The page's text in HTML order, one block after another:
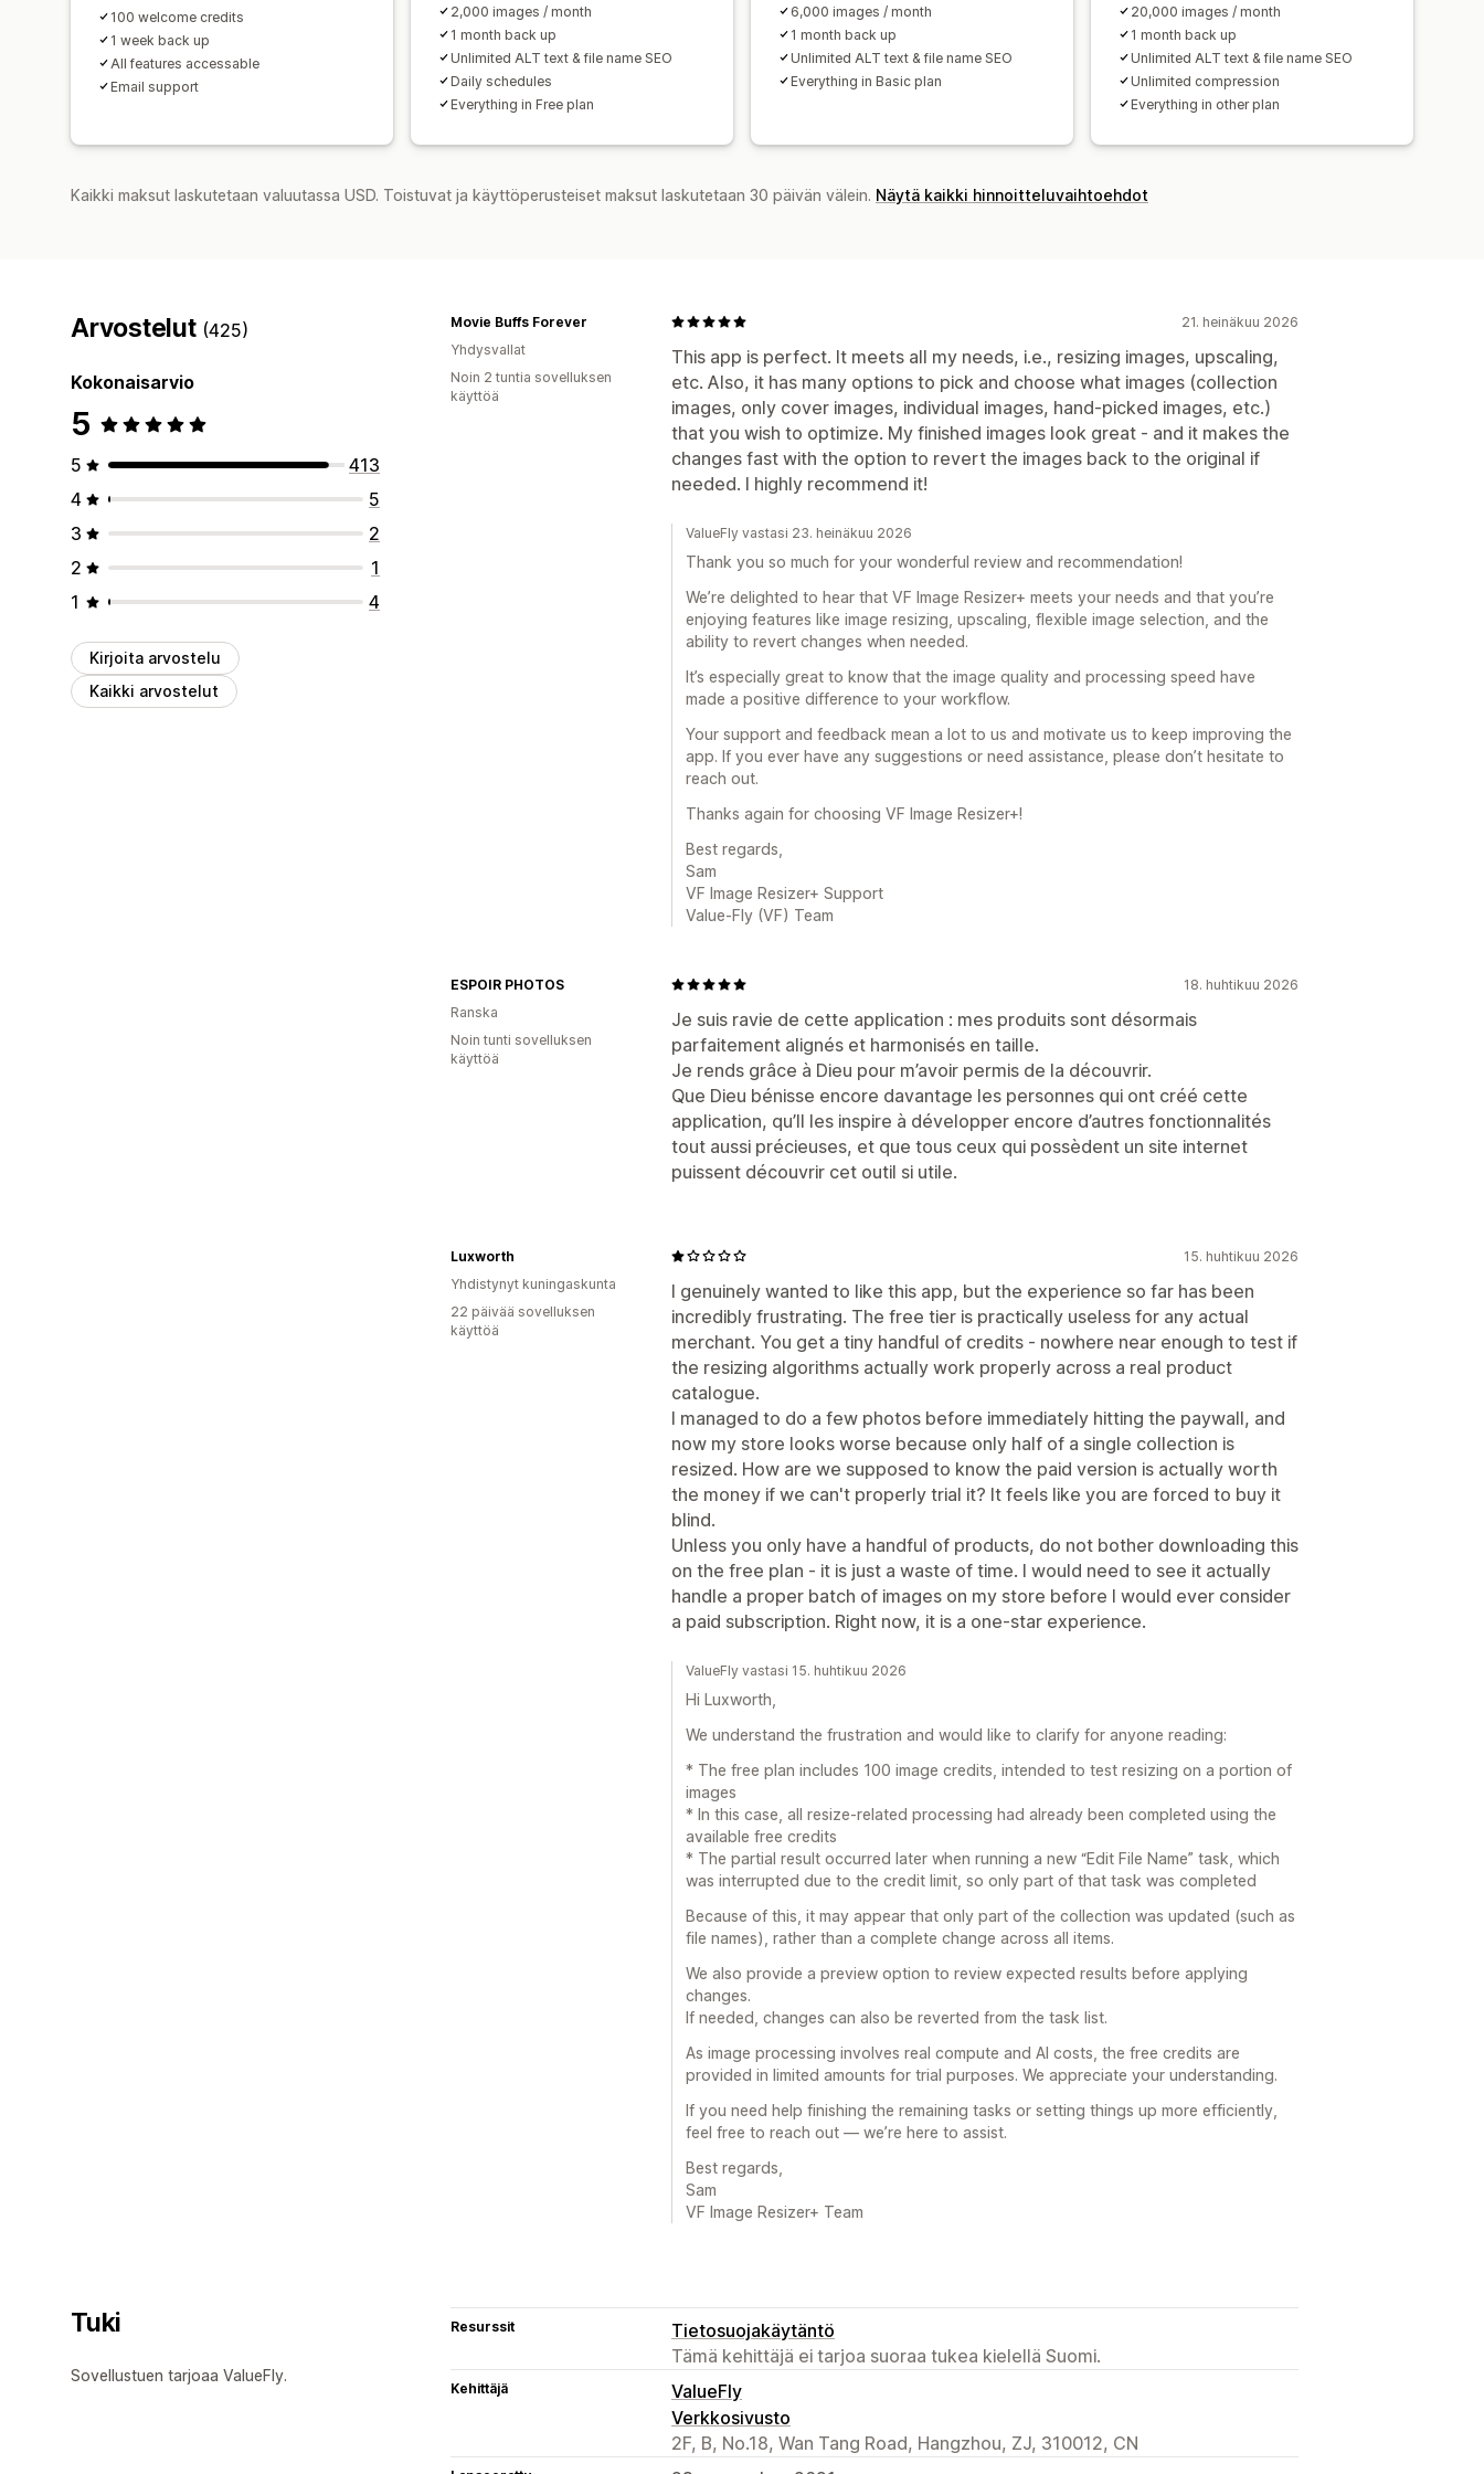
100 welcome credits
1 week back up
All features accessable
Email support
2,000 images / month
1 month back up
Unlimited ALT text & file name SEO
Daily schedules
Everything in Free plan
6,000 images / month
1 month back up
Unlimited ALT text & file name SEO
Everything in Basic plan
20,000 images / month
1 month back up
Unlimited ALT text & file name SEO
Unlimited compression
Everything in other plan
Kaikki maksut laskutetaan valuutassa USD. Toistuvat ja käyttöperusteiset maksut laskutetaan 30 päivän välein. Näytä kaikki hinnoitteluvaihtoehdot
Arvostelut (425)
Kokonaisarvio
5
5
413
4
5
3
2
2
1
1
4
Kirjoita arvostelu
Kaikki arvostelut
21. heinäkuu 2026
This app is perfect. It meets all my needs, i.e., resizing images, upscaling,
etc. Also, it has many options to pick and choose what images (collection
images, only cover images, individual images, hand-picked images, etc.)
that you wish to optimize. My finished images look great - and it makes the
changes fast with the option to revert the images back to the original if
needed. I highly recommend it!
Movie Buffs Forever
Yhdysvallat
Noin 2 tuntia sovelluksen
käyttöä
ValueFly vastasi 23. heinäkuu 2026
Thank you so much for your wonderful review and recommendation!
We’re delighted to hear that VF Image Resizer+ meets your needs and that you’re
enjoying features like image resizing, upscaling, flexible image selection, and the
ability to revert changes when needed.
It’s especially great to know that the image quality and processing speed have
made a positive difference to your workflow.
Your support and feedback mean a lot to us and motivate us to keep improving the
app. If you ever have any suggestions or need assistance, please don’t hesitate to
reach out.
Thanks again for choosing VF Image Resizer+!
Best regards,
Sam
VF Image Resizer+ Support
Value-Fly (VF) Team
18. huhtikuu 2026
Je suis ravie de cette application : mes produits sont désormais
parfaitement alignés et harmonisés en taille.
Je rends grâce à Dieu pour m’avoir permis de la découvrir.
Que Dieu bénisse encore davantage les personnes qui ont créé cette
application, qu’Il les inspire à développer encore d’autres fonctionnalités
tout aussi précieuses, et que tous ceux qui possèdent un site internet
puissent découvrir cet outil si utile.
ESPOIR PHOTOS
Ranska
Noin tunti sovelluksen
käyttöä
15. huhtikuu 2026
I genuinely wanted to like this app, but the experience so far has been
incredibly frustrating. The free tier is practically useless for any actual
merchant. You get a tiny handful of credits - nowhere near enough to test if
the resizing algorithms actually work properly across a real product
catalogue.
I managed to do a few photos before immediately hitting the paywall, and
now my store looks worse because only half of a single collection is
resized. How are we supposed to know the paid version is actually worth
the money if we can't properly trial it? It feels like you are forced to buy it
blind.
Unless you only have a handful of products, do not bother downloading this
on the free plan - it is just a waste of time. I would need to see it actually
handle a proper batch of images on my store before I would ever consider
a paid subscription. Right now, it is a one-star experience.
Luxworth
Yhdistynyt kuningaskunta
22 päivää sovelluksen
käyttöä
ValueFly vastasi 15. huhtikuu 2026
Hi Luxworth,
We understand the frustration and would like to clarify for anyone reading:
* The free plan includes 100 image credits, intended to test resizing on a portion of
images
* In this case, all resize-related processing had already been completed using the
available free credits
* The partial result occurred later when running a new “Edit File Name” task, which
was interrupted due to the credit limit, so only part of that task was completed
Because of this, it may appear that only part of the collection was updated (such as
file names), rather than a complete change across all items.
We also provide a preview option to review expected results before applying
changes.
If needed, changes can also be reverted from the task list.
As image processing involves real compute and AI costs, the free credits are
provided in limited amounts for trial purposes. We appreciate your understanding.
If you need help finishing the remaining tasks or setting things up more efficiently,
feel free to reach out — we’re here to assist.
Best regards,
Sam
VF Image Resizer+ Team
Tuki
Sovellustuen tarjoaa ValueFly.
Resurssit
Tietosuojakäytäntö
Tämä kehittäjä ei tarjoa suoraa tukea kielellä Suomi.
Kehittäjä
ValueFly
Verkkosivusto
2F, B, No.18, Wan Tang Road, Hangzhou, ZJ, 310012, CN